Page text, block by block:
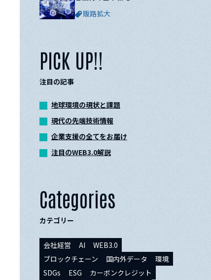
販路拡大
PICK UP!!
注目の記事
地球環境の現状と課題
現代の先端技術情報
企業支援の全てをお届け
注目のWEB3.0解説
Categories
カテゴリー
会社経営 AI
WEB3.0
ブロックチェーン
国内外データ
環境
SDGs
ESG
カーボンクレジット